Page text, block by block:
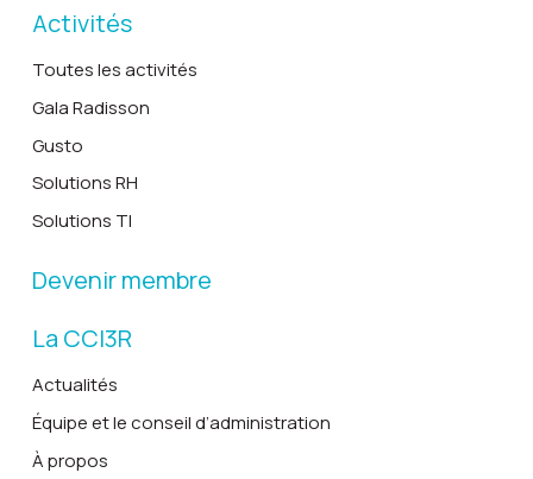
Activités
Toutes les activités
Gala Radisson
Gusto
Solutions RH
Solutions TI
Devenir membre
La CCI3R
Actualités
Équipe et le conseil d’administration
À propos